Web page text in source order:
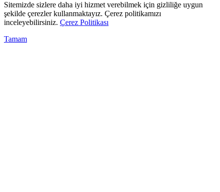
Sitemizde sizlere daha iyi hizmet verebilmek için gizliliğe uygun
şekilde çerezler kullanmaktayız. Çerez politikamızı
inceleyebilirsiniz. Çerez Politikası
Tamam